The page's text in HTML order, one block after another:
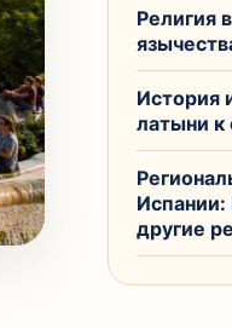
Религия
История
латыни к
Испании:
другие